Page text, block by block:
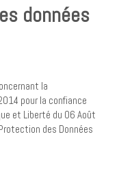
données
la
pour la confiance
et Liberté du 06 Août
des Données